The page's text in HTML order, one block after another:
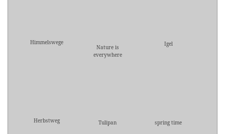
Himmelswege
Nature is
everywhere
Igel
Herbstweg Tulipan spring time